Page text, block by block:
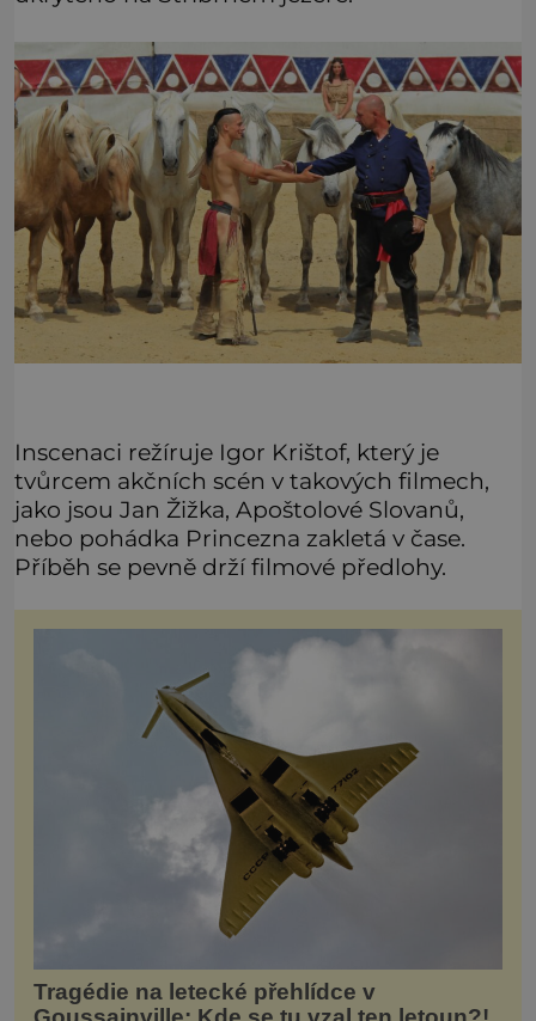
Inscenaci režíruje Igor Krištof, který je
tvůrcem akčních scén v takových filmech,
jako jsou Jan Žižka, Apoštolové Slovanů,
nebo pohádka Princezna zakletá v čase.
Příběh se pevně drží filmové předlohy.
Tragédie na letecké přehlídce v